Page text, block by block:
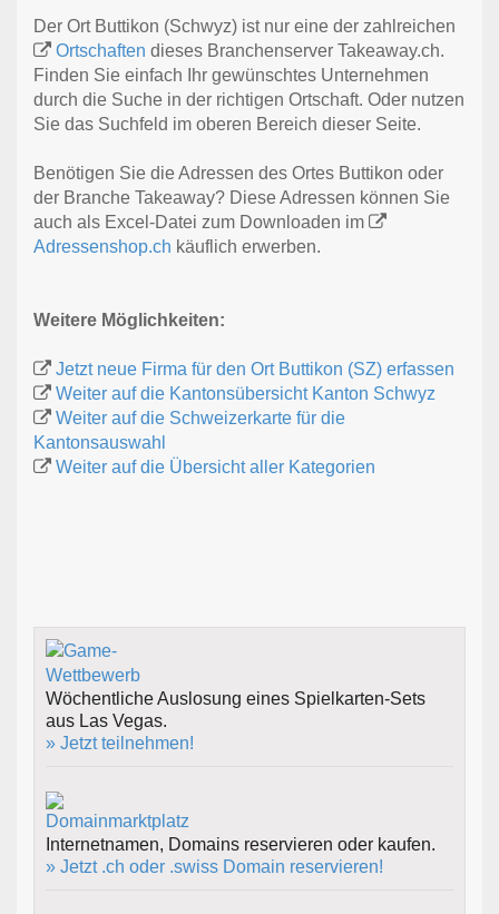
Der Ort Buttikon (Schwyz) ist nur eine der zahlreichen
Ortschaften dieses Branchenserver Takeaway.ch.
Finden Sie einfach Ihr gewünschtes Unternehmen
durch die Suche in der richtigen Ortschaft. Oder nutzen
Sie das Suchfeld im oberen Bereich dieser Seite.
Benötigen Sie die Adressen des Ortes Buttikon oder
der Branche Takeaway? Diese Adressen können Sie
auch als Excel-Datei zum Downloaden im
Adressenshop.ch käuflich erwerben.
Weitere Möglichkeiten:
Jetzt neue Firma für den Ort Buttikon (SZ) erfassen
Weiter auf die Kantonsübersicht Kanton Schwyz
Weiter auf die Schweizerkarte für die
Kantonsauswahl
Weiter auf die Übersicht aller Kategorien
Wöchentliche Auslosung eines Spielkarten-Sets
aus Las Vegas.
» Jetzt teilnehmen!
Internetnamen, Domains reservieren oder kaufen.
» Jetzt .ch oder .swiss Domain reservieren!